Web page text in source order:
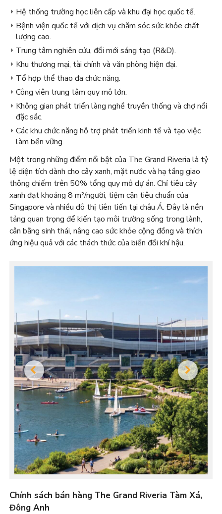
Hệ thống trường học liên cấp và khu đại học quốc tế.
Bệnh viện quốc tế với dịch vụ chăm sóc sức khỏe chất
lượng cao.
Trung tâm nghiên cứu, đổi mới sáng tạo (R&D).
Khu thương mại, tài chính và văn phòng hiện đại.
Tổ hợp thể thao đa chức năng.
Công viên trung tâm quy mô lớn.
Không gian phát triển làng nghề truyền thống và chợ nổi
đặc sắc.
Các khu chức năng hỗ trợ phát triển kinh tế và tạo việc
làm bền vững.
Một trong những điểm nổi bật của The Grand Riveria là tỷ
lệ diện tích dành cho cây xanh, mặt nước và hạ tầng giao
thông chiếm trên 50% tổng quy mô dự án. Chỉ tiêu cây
xanh đạt khoảng 8 m²/người, tiệm cận tiêu chuẩn của
Singapore và nhiều đô thị tiên tiến tại châu Á. Đây là nền
tảng quan trọng để kiến tạo môi trường sống trong lành,
cân bằng sinh thái, nâng cao sức khỏe cộng đồng và thích
ứng hiệu quả với các thách thức của biến đổi khí hậu.
Chính sách bán hàng The Grand Riveria Tàm Xá,
Đông Anh